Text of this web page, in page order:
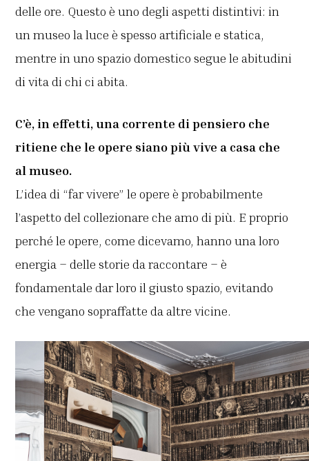
delle ore. Questo è uno degli aspetti distintivi: in
un museo la luce è spesso artificiale e statica,
mentre in uno spazio domestico segue le abitudini
di vita di chi ci abita.
C’è, in effetti, una corrente di pensiero che
ritiene che le opere siano più vive a casa che
al museo.
L’idea di “far vivere” le opere è probabilmente
l’aspetto del collezionare che amo di più. E proprio
perché le opere, come dicevamo, hanno una loro
energia – delle storie da raccontare – è
fondamentale dar loro il giusto spazio, evitando
che vengano sopraffatte da altre vicine.